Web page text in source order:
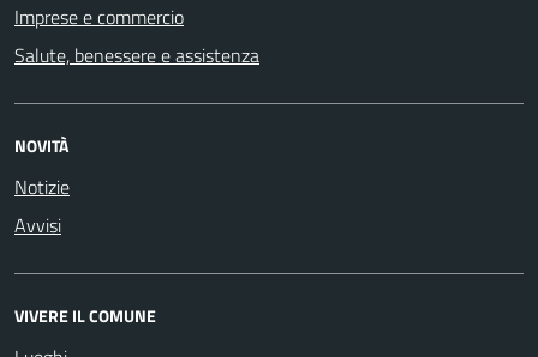
Imprese e commercio
Salute, benessere e assistenza
NOVITÀ
Notizie
Avvisi
VIVERE IL COMUNE